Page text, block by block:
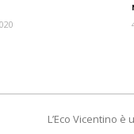
L’Eco Vicentino